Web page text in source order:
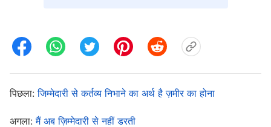
इसके पीछे परमेश्वर की इच्छा थी। ये मेरे सुन्न पड़े दिल को जगाने के
बोझ महसूस कर सकूँ। मैंने परमेश्वर से प्रार्थना की, अब मैं अपने
पिछला:जिम्मेदारी से कर्तव्य निभाने का अर्थ है ज़मीर का होना
अगला:मैं अब ज़िम्मेदारी से नहीं डरती